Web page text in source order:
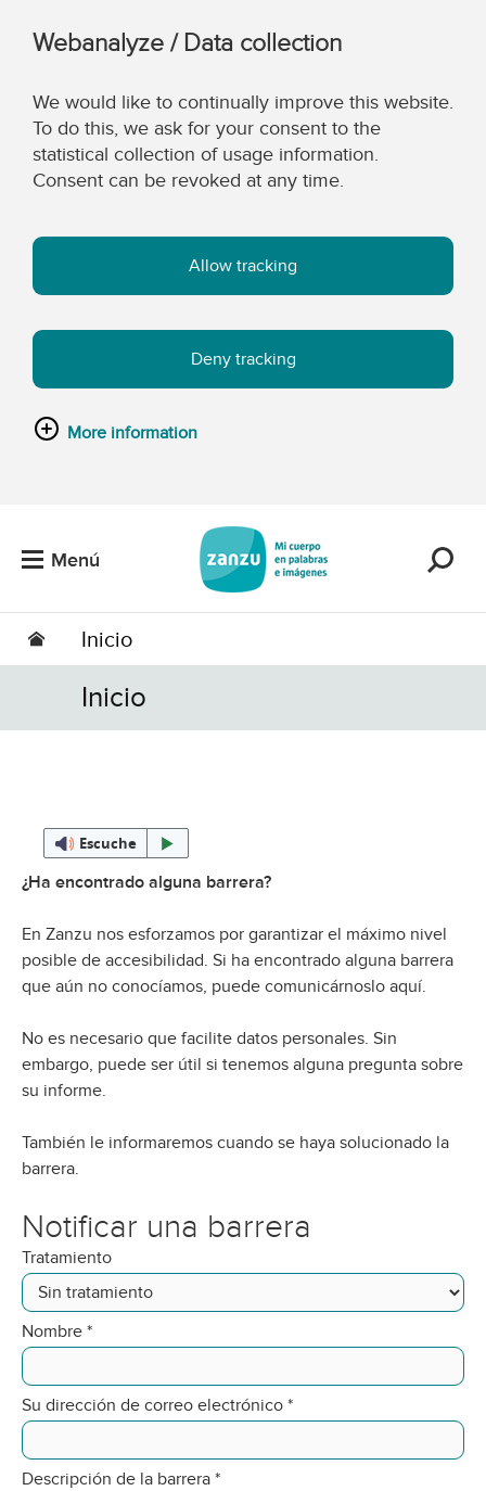
Webanalyze / Data collection
We would like to continually improve this website.
To do this, we ask for your consent to the
statistical collection of usage information.
Consent can be revoked at any time.
Allow tracking
Deny tracking
More information
Menú
Inicio
Inicio
Escuche
¿Ha encontrado alguna barrera?
En Zanzu nos esforzamos por garantizar el máximo nivel
posible de accesibilidad. Si ha encontrado alguna barrera
que aún no conocíamos, puede comunicárnoslo aquí.
No es necesario que facilite datos personales. Sin
embargo, puede ser útil si tenemos alguna pregunta sobre
su informe.
También le informaremos cuando se haya solucionado la
barrera.
Notificar una barrera
Tratamiento
Nombre *
Su dirección de correo electrónico *
Descripción de la barrera *